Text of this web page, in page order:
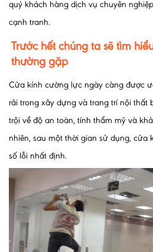
quý khách hàng dịch vụ chuyên
cạnh tranh.
Trước hết chúng ta sẽ tìm
thường gặp
Cửa kính cường lực ngày càng được
rãi trong xây dựng và trang trí nội thất
trội về độ an toàn, tính thẩm mỹ và
nhiên, sau một thời gian sử dụng, cửa
số lỗi nhất định.